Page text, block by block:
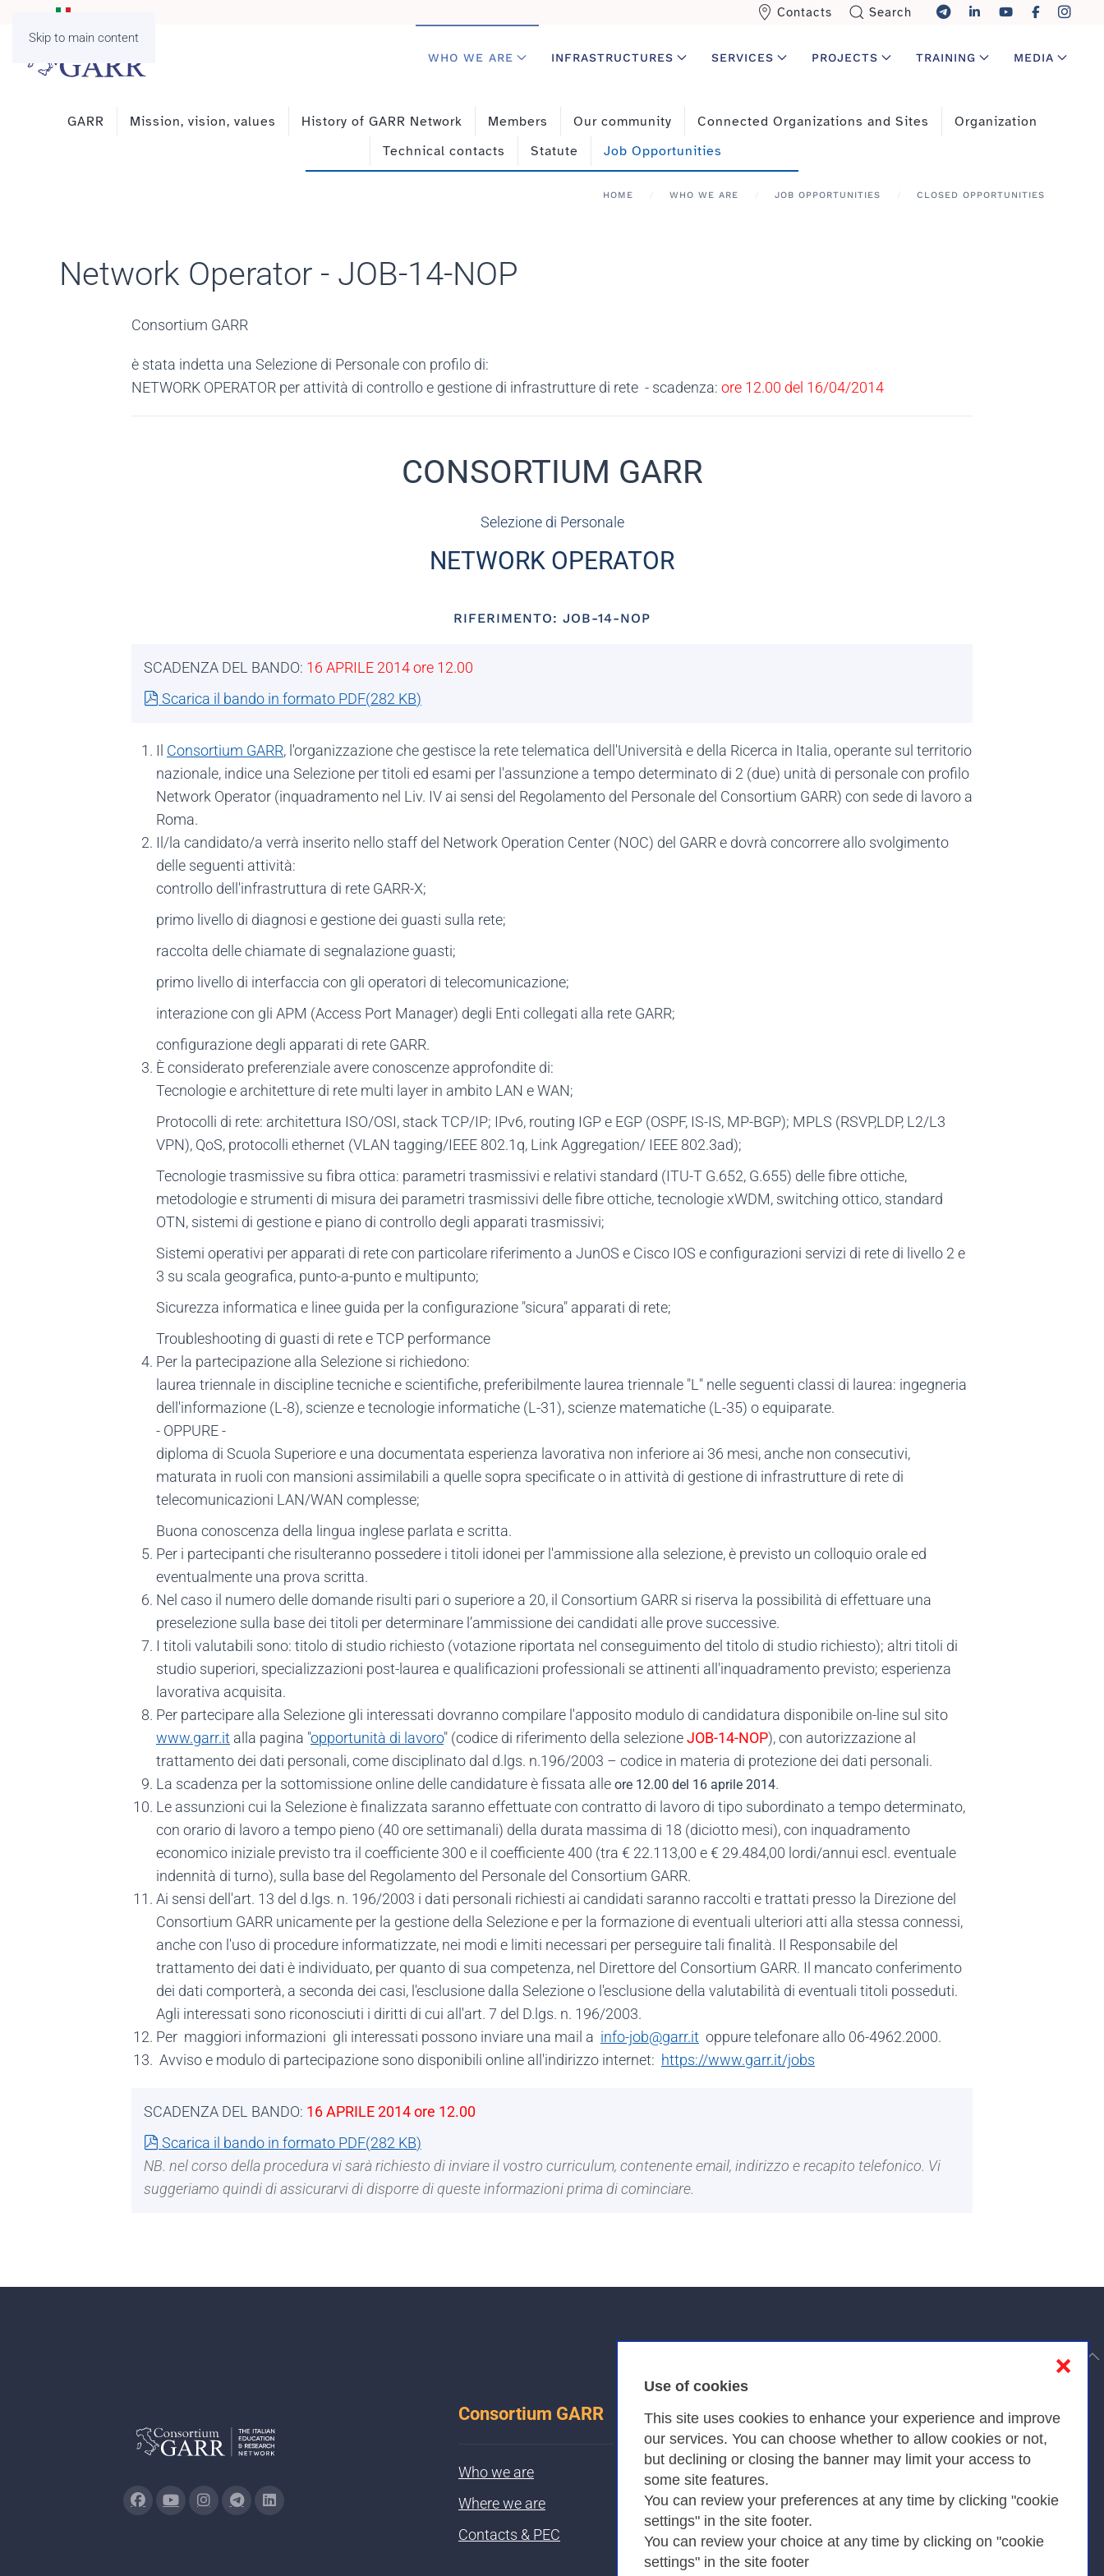
Use of cookies
This site uses cookies to enhance your experience and improve
our services. You can choose whether to allow cookies or not,
but declining or closing the banner may limit your access to
some site features.
You can review your preferences at any time by clicking "cookie
settings" in the site footer.
You can review your choice at any time by clicking on "cookie
settings" in the site footer
❌
Skip to main content
Contacts Search
WHO WE ARE INFRASTRUCTURES SERVICES PROJECTS TRAINING MEDIA
GARR Mission, vision, values History of GARR Network Members Our community Connected Organizations and Sites
Organization
Technical contacts
Statute Job Opportunities
HOME WHO WE ARE JOB OPPORTUNITIES CLOSED OPPORTUNITIES
Network Operator - JOB-14-NOP
Consortium GARR
è stata indetta una Selezione di Personale con profilo di:
NETWORK OPERATOR per attività di controllo e gestione di infrastrutture di rete - scadenza: ore 12.00 del 16/04/2014
CONSORTIUM GARR
Selezione di Personale
NETWORK OPERATOR
RIFERIMENTO: JOB-14-NOP
SCADENZA DEL BANDO: 16 APRILE 2014 ore 12.00
pdf
Scarica il bando in formato PDF(282 KB)
Il Consortium GARR, l'organizzazione che gestisce la rete telematica dell'Università e della Ricerca in Italia, operante sul territorio
nazionale, indice una Selezione per titoli ed esami per l'assunzione a tempo determinato di 2 (due) unità di personale con profilo
Network Operator (inquadramento nel Liv. IV ai sensi del Regolamento del Personale del Consortium GARR) con sede di lavoro a
Roma.
Il/la candidato/a verrà inserito nello staff del Network Operation Center (NOC) del GARR e dovrà concorrere allo svolgimento
delle seguenti attività:
controllo dell'infrastruttura di rete GARR-X;
primo livello di diagnosi e gestione dei guasti sulla rete;
raccolta delle chiamate di segnalazione guasti;
primo livello di interfaccia con gli operatori di telecomunicazione;
interazione con gli APM (Access Port Manager) degli Enti collegati alla rete GARR;
configurazione degli apparati di rete GARR.
È considerato preferenziale avere conoscenze approfondite di:
Tecnologie e architetture di rete multi layer in ambito LAN e WAN;
Protocolli di rete: architettura ISO/OSI, stack TCP/IP; IPv6, routing IGP e EGP (OSPF, IS-IS, MP-BGP); MPLS (RSVP,LDP, L2/L3
VPN), QoS, protocolli ethernet (VLAN tagging/IEEE 802.1q, Link Aggregation/ IEEE 802.3ad);
Tecnologie trasmissive su fibra ottica: parametri trasmissivi e relativi standard (ITU-T G.652, G.655) delle fibre ottiche,
metodologie e strumenti di misura dei parametri trasmissivi delle fibre ottiche, tecnologie xWDM, switching ottico, standard
OTN, sistemi di gestione e piano di controllo degli apparati trasmissivi;
Sistemi operativi per apparati di rete con particolare riferimento a JunOS e Cisco IOS e configurazioni servizi di rete di livello 2 e
3 su scala geografica, punto-a-punto e multipunto;
Sicurezza informatica e linee guida per la configurazione "sicura" apparati di rete;
Troubleshooting di guasti di rete e TCP performance
Per la partecipazione alla Selezione si richiedono:
laurea triennale in discipline tecniche e scientifiche, preferibilmente laurea triennale "L" nelle seguenti classi di laurea: ingegneria
dell'informazione (L-8), scienze e tecnologie informatiche (L-31), scienze matematiche (L-35) o equiparate.
- OPPURE -
diploma di Scuola Superiore e una documentata esperienza lavorativa non inferiore ai 36 mesi, anche non consecutivi,
maturata in ruoli con mansioni assimilabili a quelle sopra specificate o in attività di gestione di infrastrutture di rete di
telecomunicazioni LAN/WAN complesse;
Buona conoscenza della lingua inglese parlata e scritta.
Per i partecipanti che risulteranno possedere i titoli idonei per l'ammissione alla selezione, è previsto un colloquio orale ed
eventualmente una prova scritta.
Nel caso il numero delle domande risulti pari o superiore a 20, il Consortium GARR si riserva la possibilità di effettuare una
preselezione sulla base dei titoli per determinare l’ammissione dei candidati alle prove successive.
I titoli valutabili sono: titolo di studio richiesto (votazione riportata nel conseguimento del titolo di studio richiesto); altri titoli di
studio superiori, specializzazioni post-laurea e qualificazioni professionali se attinenti all'inquadramento previsto; esperienza
lavorativa acquisita.
Per partecipare alla Selezione gli interessati dovranno compilare l'apposito modulo di candidatura disponibile on-line sul sito
www.garr.it alla pagina "opportunità di lavoro" (codice di riferimento della selezioneJOB-14-NOP), con autorizzazione al
trattamento dei dati personali, come disciplinato dal d.lgs. n.196/2003 – codice in materia di protezione dei dati personali.
La scadenza per la sottomissione online delle candidature è fissata alle ore 12.00 del 16 aprile 2014.
Le assunzioni cui la Selezione è finalizzata saranno effettuate con contratto di lavoro di tipo subordinato a tempo determinato,
con orario di lavoro a tempo pieno (40 ore settimanali) della durata massima di 18 (diciotto mesi), con inquadramento
economico iniziale previsto tra il coefficiente 300 e il coefficiente 400 (tra € 22.113,00 e € 29.484,00 lordi/annui escl. eventuale
indennità di turno), sulla base del Regolamento del Personale del Consortium GARR.
Ai sensi dell'art. 13 del d.lgs. n. 196/2003 i dati personali richiesti ai candidati saranno raccolti e trattati presso la Direzione del
Consortium GARR unicamente per la gestione della Selezione e per la formazione di eventuali ulteriori atti alla stessa connessi,
anche con l'uso di procedure informatizzate, nei modi e limiti necessari per perseguire tali finalità. Il Responsabile del
trattamento dei dati è individuato, per quanto di sua competenza, nel Direttore del Consortium GARR. Il mancato conferimento
dei dati comporterà, a seconda dei casi, l'esclusione dalla Selezione o l'esclusione della valutabilità di eventuali titoli posseduti.
Agli interessati sono riconosciuti i diritti di cui all'art. 7 del D.lgs. n. 196/2003.
Per maggiori informazioni gli interessati possono inviare una mail a info-job@garr.it oppure telefonare allo 06-4962.2000.
Avviso e modulo di partecipazione sono disponibili online all'indirizzo internet: https://www.garr.it/jobs
SCADENZA DEL BANDO: 16 APRILE 2014 ore 12.00
pdf
Scarica il bando in formato PDF(282 KB)
NB. nel corso della procedura vi sarà richiesto di inviare il vostro curriculum, contenente email, indirizzo e recapito telefonico. Vi
suggeriamo quindi di assicurarvi di disporre di queste informazioni prima di cominciare.
to top
Consortium GARR
Who we are
Where we are
Contacts & PEC
Privacy
Cookies Policy
Amministrazione trasparente